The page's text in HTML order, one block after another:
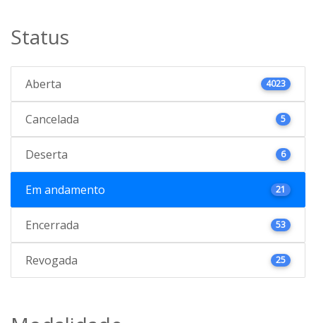
Status
Aberta 4023
Cancelada 5
Deserta 6
Em andamento 21
Encerrada 53
Revogada 25